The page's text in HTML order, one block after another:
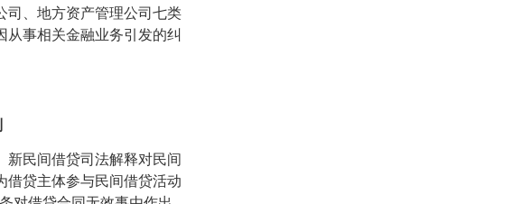
司、地方资产管理公司七类
事相关金融业务引发的纠
新民间借贷司法解释对民间
借贷主体参与民间借贷活动